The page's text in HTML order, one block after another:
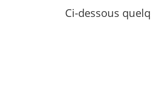
Ci-dessous